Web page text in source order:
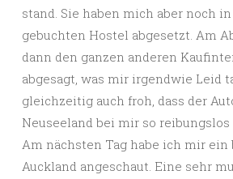
stand. Sie haben mich aber noch
gebuchten Hostel abgesetzt. Am
dann den ganzen anderen
abgesagt, was mir irgendwie Leid
gleichzeitig auch froh, dass der
Neuseeland bei mir so
Am nächsten Tag habe ich mir ein
Auckland angeschaut. Eine sehr